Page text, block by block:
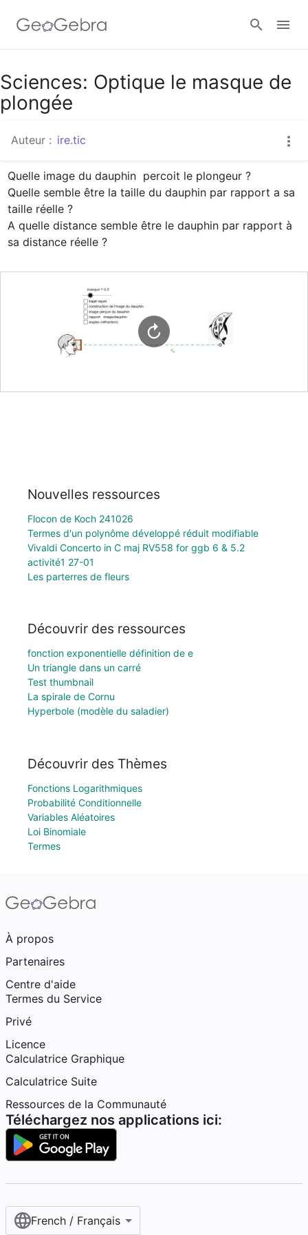
Google Classroom
Se connecter
Sciences: Optique le masque de
plongée
Auteur : ire.tic
Quelle image du dauphin  percoit le plongeur ?
Quelle semble être la taille du dauphin par rapport a sa
taille réelle ?
A quelle distance semble être le dauphin par rapport à
sa distance réelle ?
Nouvelles ressources
Flocon de Koch 241026
Termes d'un polynôme développé réduit modifiable
Vivaldi Concerto in C maj RV558 for ggb 6 & 5.2
activité1 27-01
Les parterres de fleurs
Découvrir des ressources
fonction exponentielle définition de e
Un triangle dans un carré
Test thumbnail
La spirale de Cornu
Hyperbole (modèle du saladier)
Découvrir des Thèmes
Fonctions Logarithmiques
Probabilité Conditionnelle
Variables Aléatoires
Loi Binomiale
Termes
À propos
Partenaires
Centre d'aide
Termes du Service
Privé
Licence
Calculatrice Graphique
Calculatrice Suite
Ressources de la Communauté
Téléchargez nos applications ici:
French / Français‎